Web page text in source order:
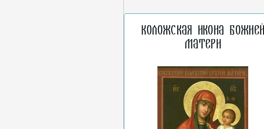
Коложская икона
Матери